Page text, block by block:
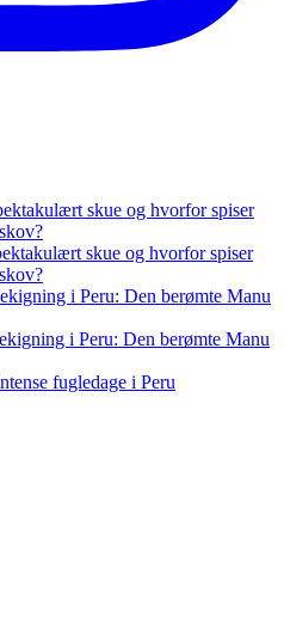
skue og hvorfor spiser
skue og hvorfor spiser
i Peru: Den berømte Manu
i Peru: Den berømte Manu
fugledage i Peru